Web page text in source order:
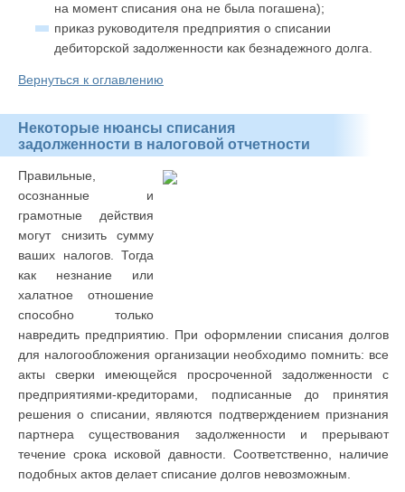
на момент списания она не была погашена);
приказ руководителя предприятия о списании
дебиторской задолженности как безнадежного долга.
Вернуться к оглавлению
Некоторые нюансы списания
задолженности в налоговой отчетности
Правильные,
осознанные и
грамотные действия
могут снизить сумму
ваших налогов. Тогда
как незнание или
халатное отношение
способно только
навредить предприятию. При оформлении списания долгов
для налогообложения организации необходимо помнить: все
акты сверки имеющейся просроченной задолженности с
предприятиями-кредиторами, подписанные до принятия
решения о списании, являются подтверждением признания
партнера существования задолженности и прерывают
течение срока исковой давности. Соответственно, наличие
подобных актов делает списание долгов невозможным.